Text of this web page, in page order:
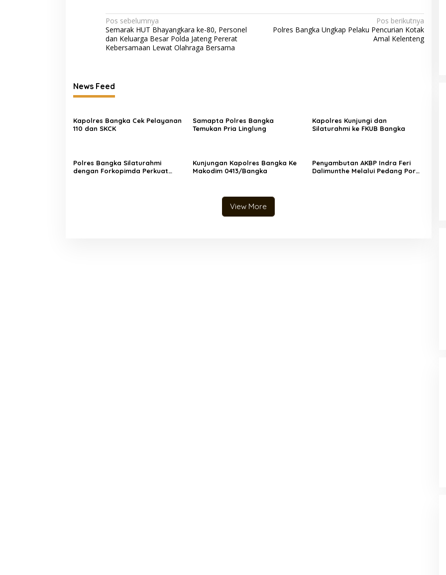
Navigasi
pos
Pos sebelumnya
Semarak HUT Bhayangkara ke-80, Personel
dan Keluarga Besar Polda Jateng Pererat
Kebersamaan Lewat Olahraga Bersama
Pos berikutnya
Polres Bangka Ungkap Pelaku Pencurian Kotak
Amal Kelenteng
News Feed
Kapolres Bangka Cek Pelayanan
110 dan SKCK
Samapta Polres Bangka
Temukan Pria Linglung
Kapolres Kunjungi dan
Silaturahmi ke FKUB Bangka
Polres Bangka Silaturahmi
dengan Forkopimda Perkuat
Kunjungan Kapolres Bangka Ke
Makodim 0413/Bangka
Penyambutan AKBP Indra Feri
Dalimunthe Melalui Pedang Pora
View More